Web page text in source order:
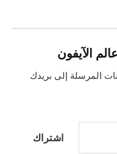
الآيفون
المرسلة إلى بريدك
اشتراك